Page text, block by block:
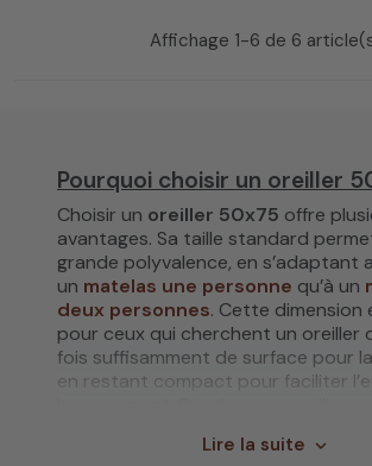
Affichage 1-6 de 6
Pourquoi choisir un oreiller
Choisir un oreiller 50x75 offre
avantages. Sa taille standard
grande polyvalence, en s’adaptant
un matelas une personne qu’à un
deux personnes. Cette dimension
pour ceux qui cherchent un oreiller
fois suffisamment de surface pour
en restant compact pour faciliter
sensation de douceuret une
Lire la suite expand_more